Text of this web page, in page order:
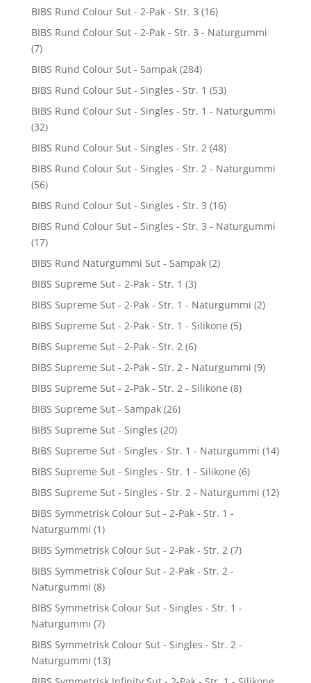
BIBS Rund Colour Sut - 2-Pak - Str. 3 (16)
BIBS Rund Colour Sut - 2-Pak - Str. 3 - Naturgummi
(7)
BIBS Rund Colour Sut - Sampak (284)
BIBS Rund Colour Sut - Singles - Str. 1 (53)
BIBS Rund Colour Sut - Singles - Str. 1 - Naturgummi
(32)
BIBS Rund Colour Sut - Singles - Str. 2 (48)
BIBS Rund Colour Sut - Singles - Str. 2 - Naturgummi
(56)
BIBS Rund Colour Sut - Singles - Str. 3 (16)
BIBS Rund Colour Sut - Singles - Str. 3 - Naturgummi
(17)
BIBS Rund Naturgummi Sut - Sampak (2)
BIBS Supreme Sut - 2-Pak - Str. 1 (3)
BIBS Supreme Sut - 2-Pak - Str. 1 - Naturgummi (2)
BIBS Supreme Sut - 2-Pak - Str. 1 - Silikone (5)
BIBS Supreme Sut - 2-Pak - Str. 2 (6)
BIBS Supreme Sut - 2-Pak - Str. 2 - Naturgummi (9)
BIBS Supreme Sut - 2-Pak - Str. 2 - Silikone (8)
BIBS Supreme Sut - Sampak (26)
BIBS Supreme Sut - Singles (20)
BIBS Supreme Sut - Singles - Str. 1 - Naturgummi (14)
BIBS Supreme Sut - Singles - Str. 1 - Silikone (6)
BIBS Supreme Sut - Singles - Str. 2 - Naturgummi (12)
BIBS Symmetrisk Colour Sut - 2-Pak - Str. 1 -
Naturgummi (1)
BIBS Symmetrisk Colour Sut - 2-Pak - Str. 2 (7)
BIBS Symmetrisk Colour Sut - 2-Pak - Str. 2 -
Naturgummi (8)
BIBS Symmetrisk Colour Sut - Singles - Str. 1 -
Naturgummi (7)
BIBS Symmetrisk Colour Sut - Singles - Str. 2 -
Naturgummi (13)